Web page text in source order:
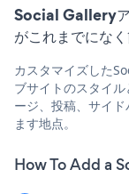
Social Galleryア
がこれまでにな
カスタマイズした
ブサイトのスタイ
ージ、投稿、サイ
ます地点。
How To Add a